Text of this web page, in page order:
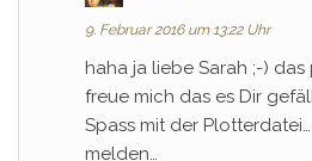
9. Februar 2016 um 13:22 Uhr
haha ja liebe Sarah ;-)
freue mich das es Dir
Spass mit der
melden…